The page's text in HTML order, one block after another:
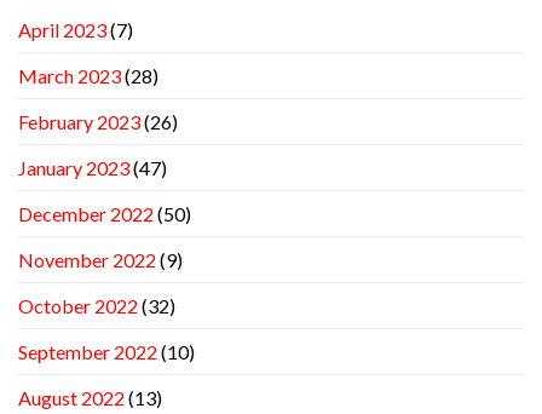
April 2023(7)
March 2023(28)
February 2023(26)
January 2023(47)
December 2022 (50)
November 2022 (9)
October 2022 (32)
September 2022 (10)
August 2022 (13)